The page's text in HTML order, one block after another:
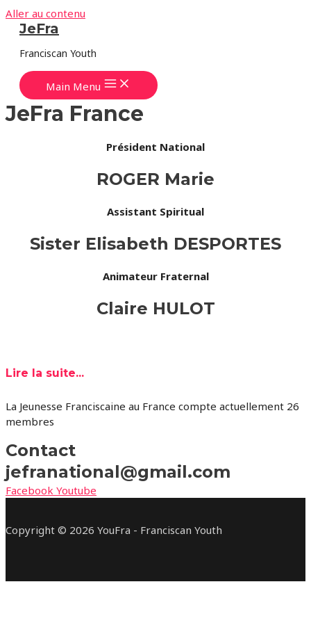
Aller au contenu
JeFra
Franciscan Youth
Main Menu
JeFra France
Président National
ROGER Marie
Assistant Spiritual
Sister Elisabeth DESPORTES
Animateur Fraternal
Claire HULOT
Lire la suite...
La Jeunesse Franciscaine au France compte actuellement 26
membres
Contact
jefranational@gmail.com
Facebook Youtube
Copyright © 2026 YouFra - Franciscan Youth